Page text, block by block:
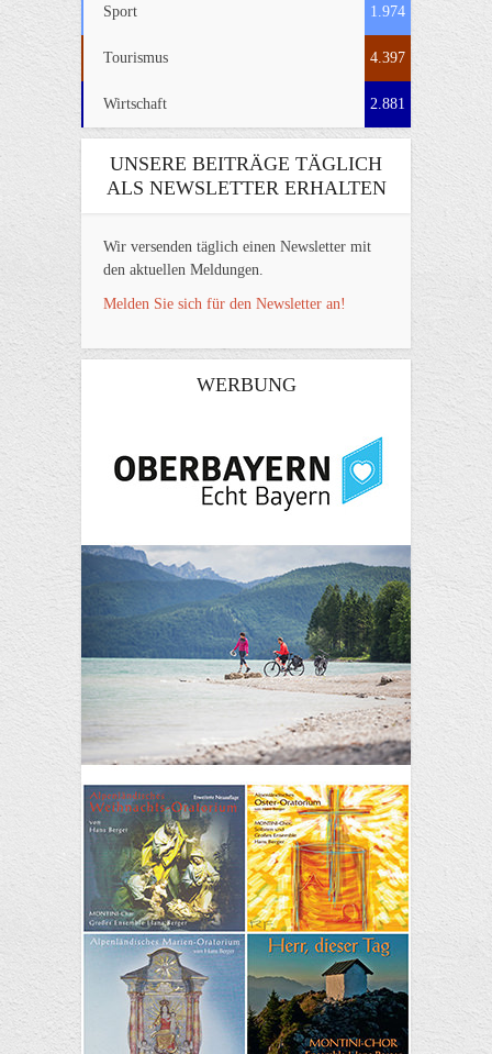
Sport 1.974
Tourismus 4.397
Wirtschaft 2.881
UNSERE BEITRÄGE TÄGLICH
ALS NEWSLETTER ERHALTEN
Wir versenden täglich einen Newsletter mit
den aktuellen Meldungen.
Melden Sie sich für den Newsletter an!
WERBUNG